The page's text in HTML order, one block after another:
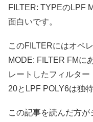
FILTER: TYPEのLPF
面白いです。
このFILTERにはオペ
MODE: FILTER FMに
レートしたフィルタ
20とLPF POLY6は独
この記事を読んだ方